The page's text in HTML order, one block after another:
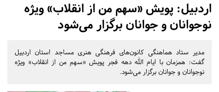
اردبیل: پویش «سهم من از انقلاب» ویژه
نوجوانان و جوانان برگزار می‌شود
مدیر ستاد هماهنگی کانون‌های فرهنگی هنری مساجد استان اردبیل
گفت: همزمان با ایام الله دهه فجر پویش «سهم من از انقلاب» ویژه
نوجوانان و جوانان برگزار می‌شود.